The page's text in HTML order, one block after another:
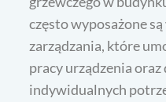
często wyposażone
zarządzania, które
pracy urządzenia
indywidualnych